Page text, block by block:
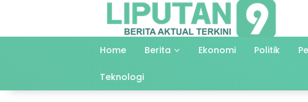
Home Berita Ekonomi Politik
Teknologi